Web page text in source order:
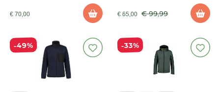
€ 70,00 € 65,00 € 99,99
49% 33%